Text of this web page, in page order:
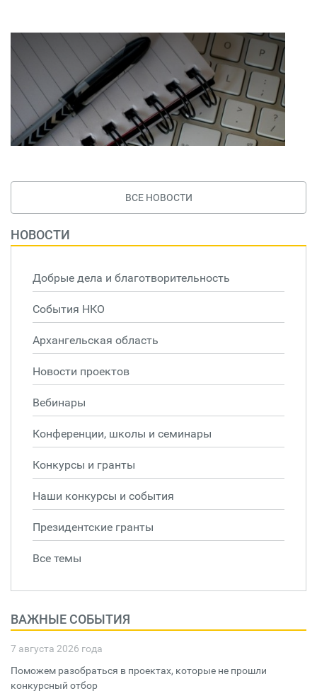
ВСЕ НОВОСТИ
НОВОСТИ
Добрые дела и благотворительность
События НКО
Архангельская область
Новости проектов
Вебинары
Конференции, школы и семинары
Конкурсы и гранты
Наши конкурсы и события
Президентские гранты
Все темы
ВАЖНЫЕ СОБЫТИЯ
7 августа 2026 года
Поможем разобраться в проектах, которые не прошли
конкурсный отбор